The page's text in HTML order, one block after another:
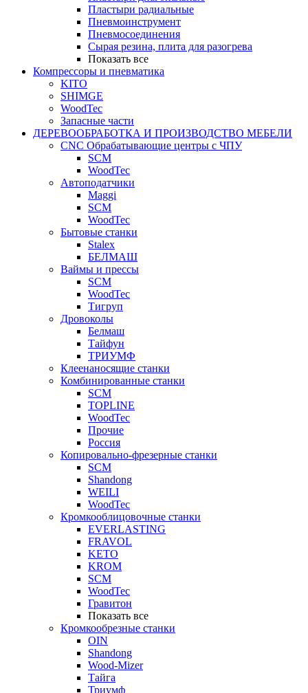
Пластыри радиальные
Пневмоинструмент
Пневмосоединения
Сырая резина, плита для разогрева
Показать все
Компрессоры и пневматика
KITO
SHIMGE
WoodTec
Запасные части
ДЕРЕВООБРАБОТКА И ПРОИЗВОДСТВО МЕБЕЛИ
CNC Обрабатывающие центры с ЧПУ
SCM
WoodTec
Автоподатчики
Maggi
SCM
WoodTec
Бытовые станки
Stalex
БЕЛМАШ
Ваймы и прессы
SCM
WoodTec
Тигруп
Дровоколы
Белмаш
Тайфун
ТРИУМФ
Клеенаносящие станки
Комбинированные станки
SCM
TOPLINE
WoodTec
Прочие
Россия
Копировально-фрезерные станки
SCM
Shandong
WEILI
WoodTec
Кромкооблицовочные станки
EVERLASTING
FRAVOL
KETO
KROM
SCM
WoodTec
Гравитон
Показать все
Кромкообрезные станки
OIN
Shandong
Wood-Mizer
Тайга
Триумф